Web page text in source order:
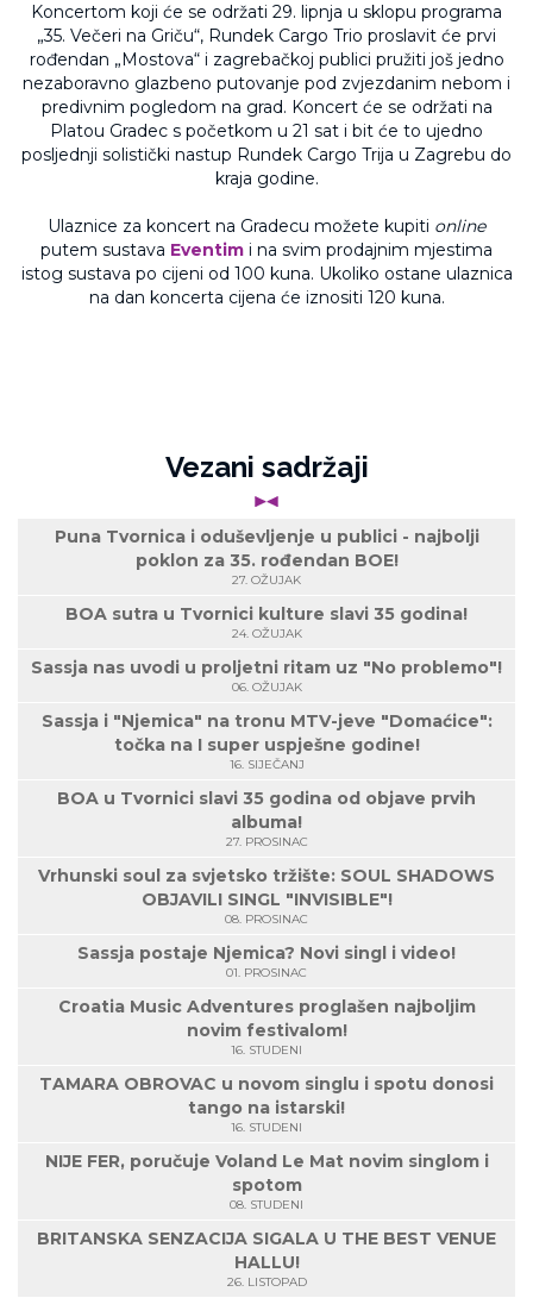
Koncertom koji će se održati 29. lipnja u sklopu programa
„35. Večeri na Griču“, Rundek Cargo Trio proslavit će prvi
rođendan „Mostova“ i zagrebačkoj publici pružiti još jedno
nezaboravno glazbeno putovanje pod zvjezdanim nebom i
predivnim pogledom na grad. Koncert će se održati na
Platou Gradec s početkom u 21 sat i bit će to ujedno
posljednji solistički nastup Rundek Cargo Trija u Zagrebu do
kraja godine.
Ulaznice za koncert na Gradecu možete kupiti online
putem sustava Eventim i na svim prodajnim mjestima
istog sustava po cijeni od 100 kuna. Ukoliko ostane ulaznica
na dan koncerta cijena će iznositi 120 kuna.
Vezani sadržaji
Puna Tvornica i oduševljenje u publici - najbolji
poklon za 35. rođendan BOE!
27. OŽUJAK
BOA sutra u Tvornici kulture slavi 35 godina!
24. OŽUJAK
Sassja nas uvodi u proljetni ritam uz "No problemo"!
06. OŽUJAK
Sassja i "Njemica" na tronu MTV-jeve "Domaćice":
točka na I super uspješne godine!
16. SIJEČANJ
BOA u Tvornici slavi 35 godina od objave prvih
albuma!
27. PROSINAC
Vrhunski soul za svjetsko tržište: SOUL SHADOWS
OBJAVILI SINGL "INVISIBLE"!
08. PROSINAC
Sassja postaje Njemica? Novi singl i video!
01. PROSINAC
Croatia Music Adventures proglašen najboljim
novim festivalom!
16. STUDENI
TAMARA OBROVAC u novom singlu i spotu donosi
tango na istarski!
16. STUDENI
NIJE FER, poručuje Voland Le Mat novim singlom i
spotom
08. STUDENI
BRITANSKA SENZACIJA SIGALA U THE BEST VENUE
HALLU!
26. LISTOPAD